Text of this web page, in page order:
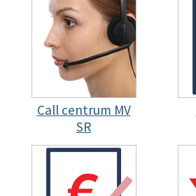
Call centrum MV
SR